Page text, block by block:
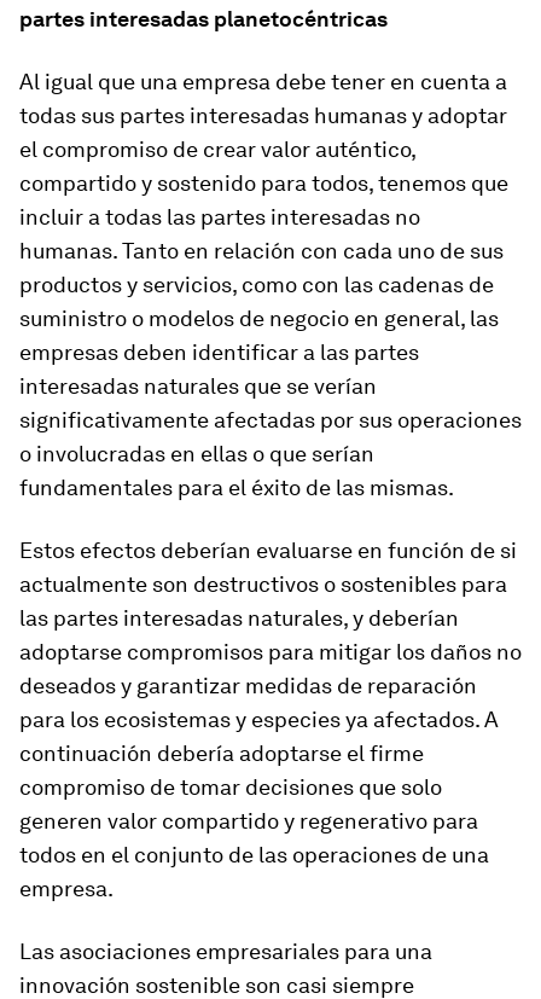
partes interesadas planetocéntricas
Al igual que una empresa debe tener en cuenta a
todas sus partes interesadas humanas y adoptar
el compromiso de crear valor auténtico,
compartido y sostenido para todos, tenemos que
incluir a todas las partes interesadas no
humanas. Tanto en relación con cada uno de sus
productos y servicios, como con las cadenas de
suministro o modelos de negocio en general, las
empresas deben identificar a las partes
interesadas naturales que se verían
significativamente afectadas por sus operaciones
o involucradas en ellas o que serían
fundamentales para el éxito de las mismas.
Estos efectos deberían evaluarse en función de si
actualmente son destructivos o sostenibles para
las partes interesadas naturales, y deberían
adoptarse compromisos para mitigar los daños no
deseados y garantizar medidas de reparación
para los ecosistemas y especies ya afectados. A
continuación debería adoptarse el firme
compromiso de tomar decisiones que solo
generen valor compartido y regenerativo para
todos en el conjunto de las operaciones de una
empresa.
Las asociaciones empresariales para una
innovación sostenible son casi siempre